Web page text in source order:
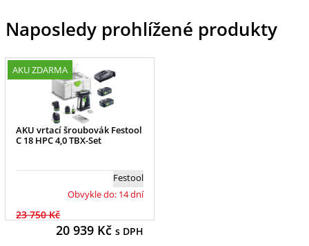
Naposledy prohlížené produkty
AKU ZDARMA
AKU vrtací šroubovák Festool
C 18 HPC 4,0 TBX-Set
Festool
Obvykle do: 14 dní
23 750 Kč
20 939Kč s DPH